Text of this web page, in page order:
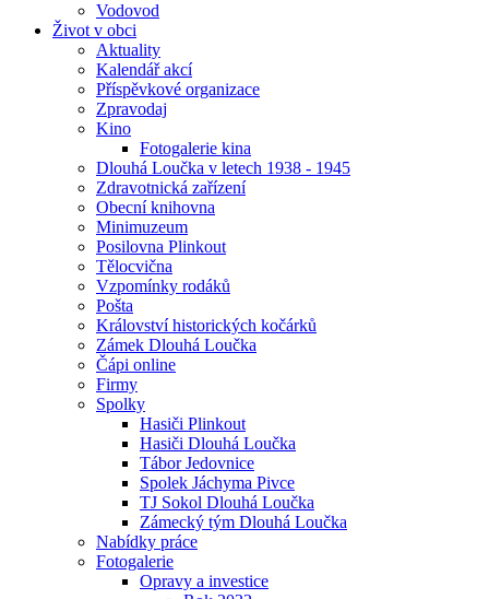
Vodovod
Život v obci
Aktuality
Kalendář akcí
Příspěvkové organizace
Zpravodaj
Kino
Fotogalerie kina
Dlouhá Loučka v letech 1938 - 1945
Zdravotnická zařízení
Obecní knihovna
Minimuzeum
Posilovna Plinkout
Tělocvična
Vzpomínky rodáků
Pošta
Království historických kočárků
Zámek Dlouhá Loučka
Čápi online
Firmy
Spolky
Hasiči Plinkout
Hasiči Dlouhá Loučka
Tábor Jedovnice
Spolek Jáchyma Pivce
TJ Sokol Dlouhá Loučka
Zámecký tým Dlouhá Loučka
Nabídky práce
Fotogalerie
Opravy a investice